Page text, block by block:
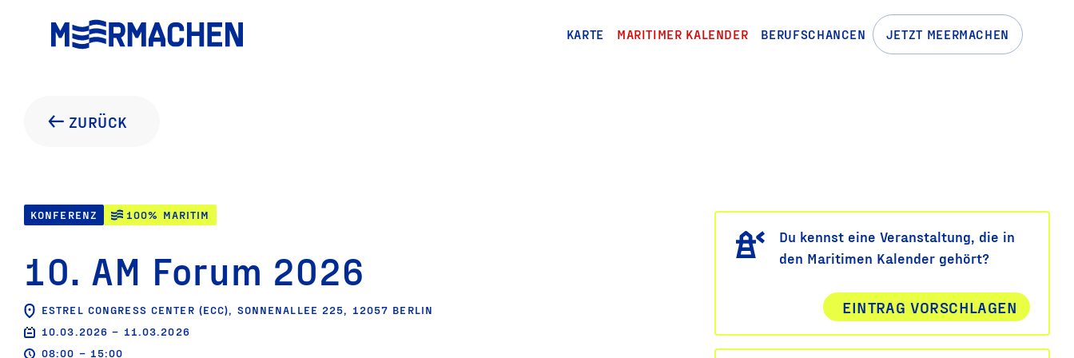
KARTE MARITIMER KALENDER BERUFSCHANCEN JETZT MEERMACHEN
ZURÜCK
KONFERENZ 100% MARITIM
10. AM Forum 2026
ESTREL CONGRESS CENTER (ECC), SONNENALLEE 225, 12057 BERLIN
10.03.2026 – 11.03.2026
08:00 – 15:00
Du kennst eine Veranstaltung, die in
den Maritimen Kalender gehört?
EINTRAG VORSCHLAGEN